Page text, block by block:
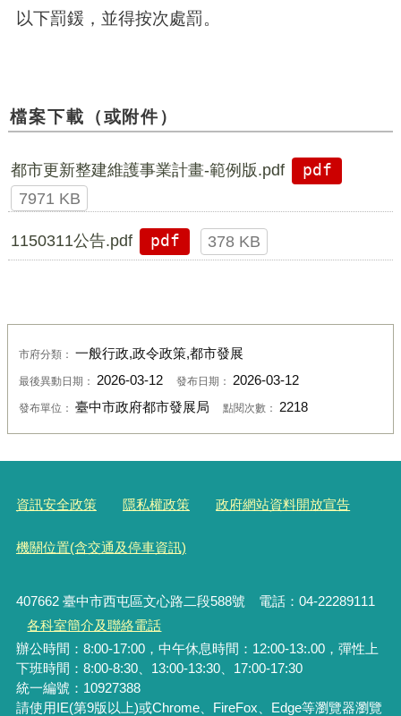
以下罰鍰，並得按次處罰。
檔案下載（或附件）
都市更新整建維護事業計畫-範例版.pdf
pdf
7971 KB
1150311公告.pdf pdf 378 KB
市府分類： 一般行政,政令政策,都市發展
最後異動日期： 2026-03-12 發布日期： 2026-03-12
發布單位： 臺中市政府都市發展局 點閱次數： 2218
資訊安全政策 隱私權政策 政府網站資料開放宣告
機關位置(含交通及停車資訊)
407662 臺中市西屯區文心路二段588號 電話：04-22289111
各科室簡介及聯絡電話
辦公時間：8:00-17:00，中午休息時間：12:00-13:.00，彈性上
下班時間：8:00-8:30、13:00-13:30、17:00-17:30
統一編號：10927388
請使用IE(第9版以上)或Chrome、FireFox、Edge等瀏覽器瀏覽